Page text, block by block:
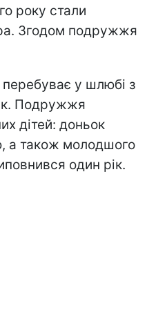
року стали
Згодом подружжя
у шлюбі з
Подружжя
дітей: доньок
а також молодшого
один рік.